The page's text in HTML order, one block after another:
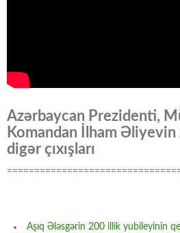
Azərbaycan Prezidenti,
Komandan İlham
digər çıxışları
Aşıq Ələsgərin 200 illik yubileyinin